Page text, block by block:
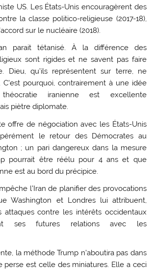
US. Les États-Unis encouragèrent des
la classe politico-religieuse (2017-18),
sur le nucléaire (2018).
parait tétanisé. À la différence des
sont rigides et ne savent pas faire
Dieu, qu’ils représentent sur terre, ne
C’est pourquoi, contrairement à une idée
iranienne est excellente
piètre diplomate.
offre de négociation avec les États-Unis
le retour des Démocrates au
; un pari dangereux dans la mesure
pourrait être réélu pour 4 ans et que
est au bord du précipice.
l’Iran de planifier des provocations
Washington et Londres lui attribuent,
attaques contre les intérêts occidentaux
ses futures relations avec les
la méthode Trump n’aboutira pas dans
perse est celle des miniatures. Elle a ceci